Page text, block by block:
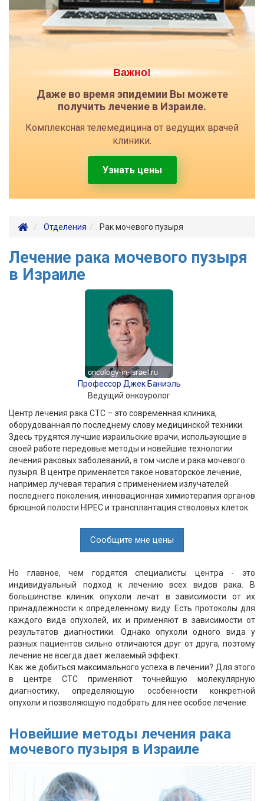
Важно!
Даже во время эпидемии Вы можете
получить лечение в Израиле.
Комплексная телемедицина от ведущих врачей
клиники.
Узнать цены
Отделения Рак мочевого пузыря
Лечение рака мочевого пузыря
в Израиле
Профессор Джек Баниэль
Ведущий онкоуролог
Центр лечения рака СТС – это современная клиника,
оборудованная по последнему слову медицинской техники.
Здесь трудятся лучшие израильские врачи, использующие в
своей работе передовые методы и новейшие технологии
лечения раковых заболеваний, в том числе и рака мочевого
пузыря. В центре применяется такое новаторское лечение,
например лучевая терапия с применением излучателей
последнего поколения, инновационная химиотерапия органов
брюшной полости HIPEC и трансплантация стволовых клеток.
Сообщите мне цены
Но главное, чем гордятся специалисты центра - это
индивидуальный подход к лечению всех видов рака. В
большинстве клиник опухоли лечат в зависимости от их
принадлежности к определенному виду. Есть протоколы для
каждого вида опухолей, их и применяют в зависимости от
результатов диагностики. Однако опухоли одного вида у
разных пациентов сильно отличаются друг от друга, поэтому
лечение не всегда дает желаемый эффект.
Как же добиться максимального успеха в лечении? Для этого
в центре СТС применяют точнейшую молекулярную
диагностику, определяющую особенности конкретной
опухоли и позволяющую подобрать для нее особое лечение.
Новейшие методы лечения рака
мочевого пузыря в Израиле